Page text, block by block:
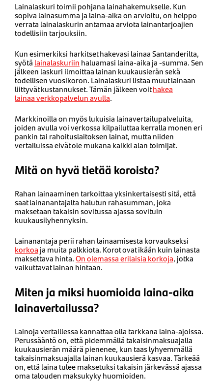
Lainalaskuri toimii pohjana lainahakemukselle. Kun
sopiva lainasumma ja laina-aika on arvioitu, on helppo
verrata lainalaskurin antamaa arviota lainantarjoajien
todellisiin tarjouksiin.
Kun esimerkiksi harkitset hakevasi lainaa Santanderilta,
syötä lainalaskuriin haluamasi laina-aika ja -summa. Sen
jälkeen laskuri ilmoittaa lainan kuukausierän sekä
todellisen vuosikoron. Lainalaskuri listaa muut lainaan
liittyvät kustannukset. Tämän jälkeen voithakea
lainaa verkkopalvelun avulla.
Markkinoilla on myös lukuisia lainavertailupalveluita,
joiden avulla voi verkossa kilpailuttaa kerralla monen eri
pankin tai rahoituslaitoksen lainat, mutta niiden
vertailuissa eivät ole mukana kaikki alan toimijat.
Mitä on hyvä tietää koroista?
Rahan lainaaminen tarkoittaa yksinkertaisesti sitä, että
saat lainanantajalta halutun rahasumman, joka
maksetaan takaisin sovitussa ajassa sovituin
kuukausilyhennyksin.
Lainanantaja perii rahan lainaamisesta korvaukseksi
korkoa ja muita palkkiota. Korot ovat ikään kuin lainasta
maksettava hinta.On olemassa erilaisia korkoja, jotka
vaikuttavat lainan hintaan.
Miten ja miksi huomioida laina-aika
lainavertailussa?
Lainoja vertaillessa kannattaa olla tarkkana laina-ajoissa.
Perussääntö on, että pidemmällä takaisinmaksuajalla
kuukausierän määrä pienenee, kun taas lyhyemmällä
takaisinmaksuajalla lainan kuukausierä kasvaa. Tärkeää
on, että laina tulee maksetuksi takaisin järkevässä ajassa
oma talouden maksukyky huomioiden.